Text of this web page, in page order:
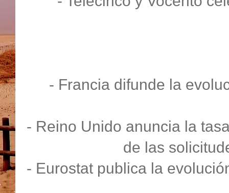
- Francia difunde la
- Reino Unido anuncia la
de las
- Eurostat publica la